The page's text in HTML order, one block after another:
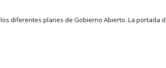
diferentes planes de Gobierno Abierto. La portada